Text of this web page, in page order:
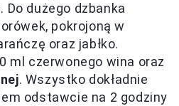
Do dużego dzbanka
pokrojoną w
oraz jabłko.
ml czerwonego wina oraz
. Wszystko dokładnie
odstawcie na 2 godziny